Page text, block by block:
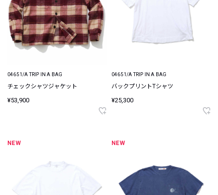
04651/A TRIP IN A BAG
チェックシャツジャケット
¥53,900
04651/A TRIP IN A BAG
バックプリントTシャツ
¥25,300
NEW NEW